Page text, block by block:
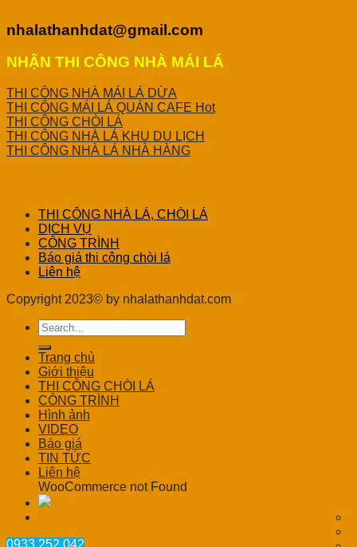
nhalathanhdat@gmail.com
NHẬN THI CÔNG NHÀ MÁI LÁ
THI CÔNG NHÀ MÁI LÁ DỪA
THI CÔNG MÁI LÁ QUÁN CAFE
THI CÔNG CHÒI LÁ
THI CÔNG NHÀ LÁ KHU DU LỊCH
THI CÔNG NHÀ LÁ NHÀ HÀNG
THI CÔNG NHÀ LÁ, CHÒI LÁ
DỊCH VỤ
CÔNG TRÌNH
Báo giá thi công chòi lá
Liên hệ
Copyright 2023© by nhalathanhdat.com
Trang chủ
Giới thiệu
THI CÔNG CHÒI LÁ
CÔNG TRÌNH
Hình ảnh
VIDEO
Báo giá
TIN TỨC
Liên hệ
WooCommerce not Found
0933 252 042